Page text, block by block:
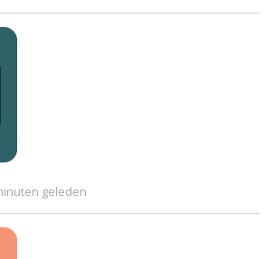
geleden